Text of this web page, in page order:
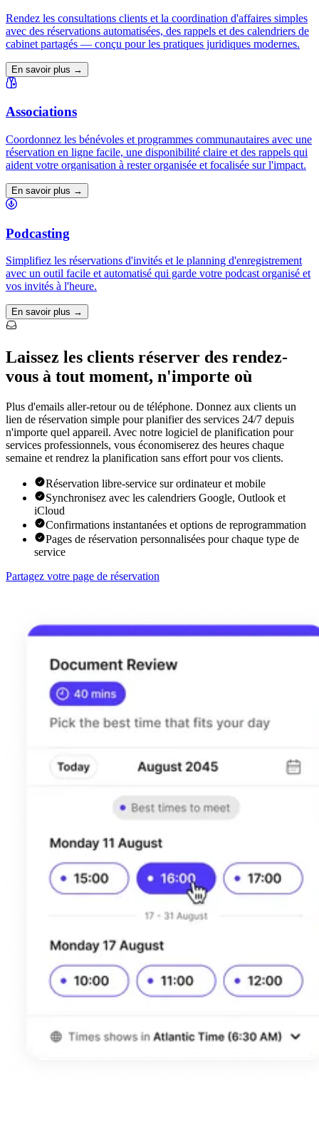
Rendez les consultations clients et la coordination d'affaires simples
avec des réservations automatisées, des rappels et des calendriers de
cabinet partagés — conçu pour les pratiques juridiques modernes.
En savoir plus →
Associations
Coordonnez les bénévoles et programmes communautaires avec une
réservation en ligne facile, une disponibilité claire et des rappels qui
aident votre organisation à rester organisée et focalisée sur l'impact.
En savoir plus →
Podcasting
Simplifiez les réservations d'invités et le planning d'enregistrement
avec un outil facile et automatisé qui garde votre podcast organisé et
vos invités à l'heure.
En savoir plus →
Laissez les clients réserver des rendez-
vous à tout moment, n'importe où
Plus d'emails aller-retour ou de téléphone. Donnez aux clients un
lien de réservation simple pour planifier des services 24/7 depuis
n'importe quel appareil. Avec notre logiciel de planification pour
services professionnels, vous économiserez des heures chaque
semaine et rendrez la planification sans effort pour vos clients.
Réservation libre-service sur ordinateur et mobile
Synchronisez avec les calendriers Google, Outlook et
iCloud
Confirmations instantanées et options de reprogrammation
Pages de réservation personnalisées pour chaque type de
service
Partagez votre page de réservation